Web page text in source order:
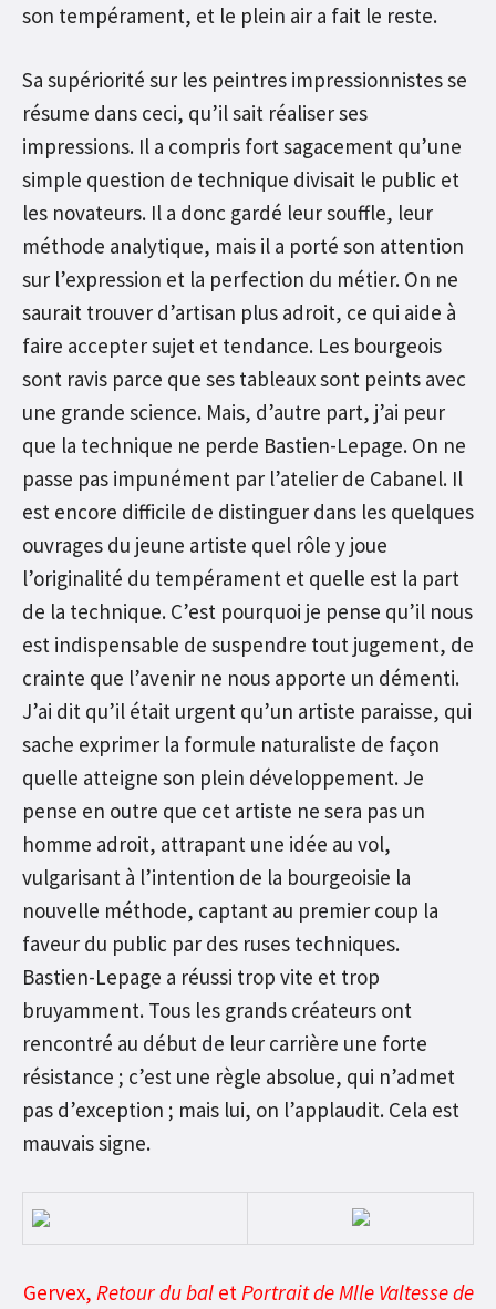
son tempérament, et le plein air a fait le reste.
Sa supériorité sur les peintres impressionnistes se
résume dans ceci, qu’il sait réaliser ses
impressions. Il a compris fort sagacement qu’une
simple question de technique divisait le public et
les novateurs. Il a donc gardé leur souffle, leur
méthode analytique, mais il a porté son attention
sur l’expression et la perfection du métier. On ne
saurait trouver d’artisan plus adroit, ce qui aide à
faire accepter sujet et tendance. Les bourgeois
sont ravis parce que ses tableaux sont peints avec
une grande science. Mais, d’autre part, j’ai peur
que la technique ne perde Bastien-Lepage. On ne
passe pas impunément par l’atelier de Cabanel. Il
est encore difficile de distinguer dans les quelques
ouvrages du jeune artiste quel rôle y joue
l’originalité du tempérament et quelle est la part
de la technique. C’est pourquoi je pense qu’il nous
est indispensable de suspendre tout jugement, de
crainte que l’avenir ne nous apporte un démenti.
J’ai dit qu’il était urgent qu’un artiste paraisse, qui
sache exprimer la formule naturaliste de façon
quelle atteigne son plein développement. Je
pense en outre que cet artiste ne sera pas un
homme adroit, attrapant une idée au vol,
vulgarisant à l’intention de la bourgeoisie la
nouvelle méthode, captant au premier coup la
faveur du public par des ruses techniques.
Bastien-Lepage a réussi trop vite et trop
bruyamment. Tous les grands créateurs ont
rencontré au début de leur carrière une forte
résistance ; c’est une règle absolue, qui n’admet
pas d’exception ; mais lui, on l’applaudit. Cela est
mauvais signe.
Gervex, Retour du baletPortrait de Mlle Valtesse de